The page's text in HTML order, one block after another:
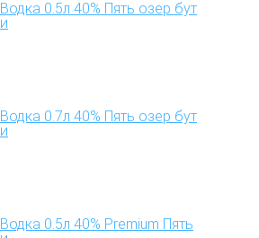
Водка 0.5л 40% Пять озер бут
Водка 0.7л 40% Пять озер бут
Водка 0.5л 40% Premium Пять